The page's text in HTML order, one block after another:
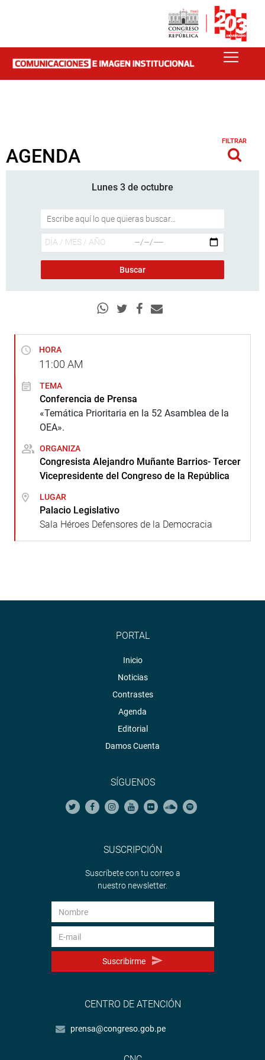
AGENDA
FILTRAR
Lunes 3 de octubre
HORA
11:00 AM
TEMA
Conferencia de Prensa
«Temática Prioritaria en la 52 Asamblea de la
OEA».
ORGANIZA
Congresista Alejandro Muñante Barrios- Tercer
Vicepresidente del Congreso de la República
LUGAR
Palacio Legislativo
Sala Héroes Defensores de la Democracia
PORTAL
Inicio
Noticias
Contrastes
Agenda
Editorial
Damos Cuenta
SÍGUENOS
SUSCRIPCIÓN
Suscríbete con tu correo a
nuestro newsletter.
Suscribirme
CENTRO DE ATENCIÓN
prensa@congreso.gob.pe